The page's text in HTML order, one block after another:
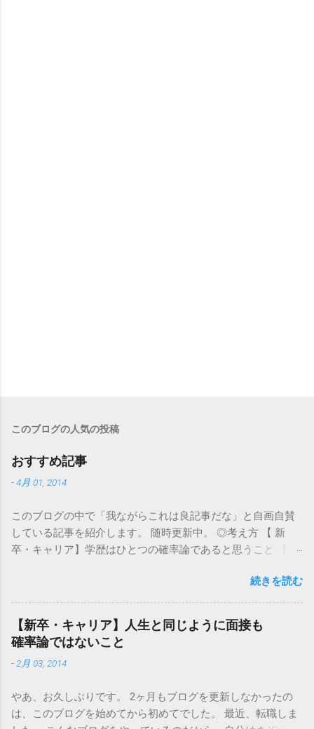
このブログの人気の投稿
おすすめ記事
-4月 01, 2014
このブログの中で「我ながらこれは良記事だな」と自画自賛
している記事を紹介します。 随時更新中。 ◎考え方 【 新
卒・キャリア】学歴はひとつの確率論であると思うこと 【新
【新卒・キャリア】私は自分が思っていたほど優秀ではなか
った 【新卒・キャリア】深海を生きる魚のように自ら燃える
【新卒・キャリア】「仕事なんて、食えりゃいいんや」 ◎面
接全般 【新卒・キャリア】「抽象化して語る」ことと、「抽
象的なことしか言えない」のはものすごく違うこと 【新
卒・キャリア】面接では別に即答しなくてもいい ◎面接マナ
ち ◎セミナー 【新卒】面接にもセミナーにも、一人で行け
◎小ネタ 【新卒・キャリア】美人は面接に合格しやすいか
続きを読む
【新卒・キャリア】人生と同じように面接も
確率論ではないこと
- 2月 03, 2014
やあ、お久しぶりです。 2ヶ月もブログを更新しなかったの
は、このブログを始めてから初めてでした。 最近、転職しま